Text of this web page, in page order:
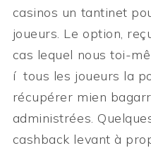
casinos un tantinet
joueurs. Le option,
cas lequel nous toi-
í tous les joueurs la
récupérer mien
administrées.
cashback levant à